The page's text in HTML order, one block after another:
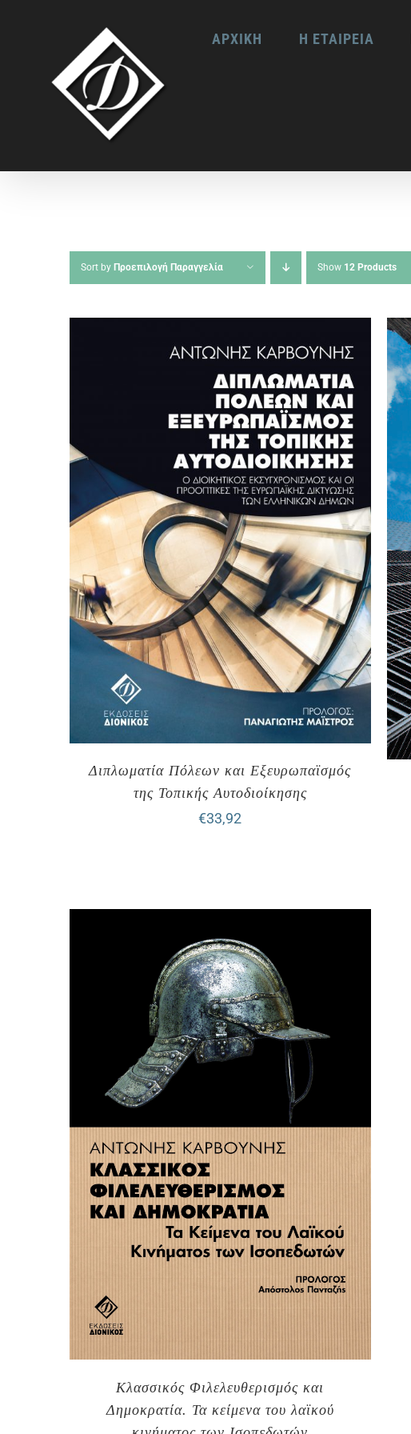
ΑΡΧΙΚΗ Η ΕΤΑΙΡΕΙΑ
Sort by Προεπιλογή Παραγγελία Show 12 Products
Διπλωματία Πόλεων και Εξευρωπαϊσμός
της Τοπικής Αυτοδιοίκησης
€33,92
Κλασσικός Φιλελευθερισμός και
Δημοκρατία. Τα κείμενα του λαϊκού